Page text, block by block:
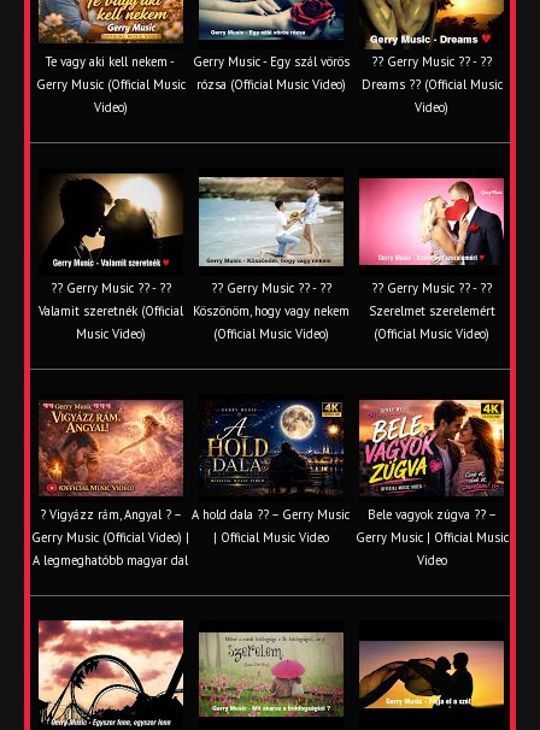
Te vagy aki kell nekem -
Gerry Music (Official Music
Video)
Gerry Music - Egy szál vörös
rózsa (Official Music Video)
?? Gerry Music ?? - ??
Dreams ?? (Official Music
Video)
?? Gerry Music ?? - ??
Valamit szeretnék (Official
Music Video)
?? Gerry Music ?? - ??
Köszönöm, hogy vagy nekem
(Official Music Video)
?? Gerry Music ?? - ??
Szerelmet szerelemért
(Official Music Video)
? Vigyázz rám, Angyal ? –
Gerry Music (Official Video) |
A legmeghatóbb magyar dal
A hold dala ?? – Gerry Music
| Official Music Video
Bele vagyok zúgva ?? –
Gerry Music | Official Music
Video